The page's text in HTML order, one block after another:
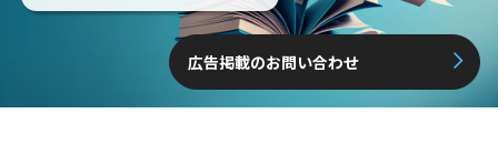
広告掲載のお問い合わせ